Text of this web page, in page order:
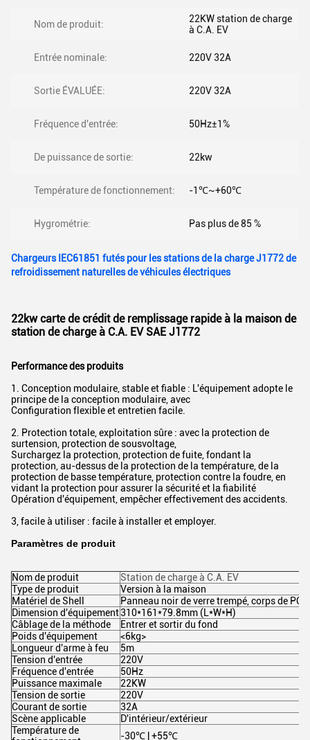
Nom de produit:
22KW station de charge
à C.A. EV
Entrée nominale: 220V 32A
Sortie ÉVALUÉE: 220V 32A
Fréquence d'entrée: 50Hz±1%
De puissance de sortie: 22kw
Température de fonctionnement: -1℃~+60℃
Hygrométrie: Pas plus de 85 %
Chargeurs IEC61851 futés pour les stations de la charge J1772 de
refroidissement naturelles de véhicules électriques
22kw carte de crédit de remplissage rapide à la maison de
station de charge à C.A. EV SAE J1772
Performance des produits
1. Conception modulaire, stable et fiable : L'équipement adopte le
principe de la conception modulaire, avec
Configuration flexible et entretien facile.
2. Protection totale, exploitation sûre : avec la protection de
surtension, protection de sousvoltage,
Surchargez la protection, protection de fuite, fondant la
protection, au-dessus de la protection de la température, de la
protection de basse température, protection contre la foudre, en
vidant la protection pour assurer la sécurité et la fiabilité
Opération d'équipement, empêcher effectivement des accidents.
3, facile à utiliser : facile à installer et employer.
Paramètres de produit
Nom de produit
Station de charge à C.A. EV
Type de produit
Version à la maison
Matériel de Shell
Panneau noir de verre trempé, corps de PC
Dimension d'équipement310*161*79.8mm (L*W*H)
Câblage de la méthode
Entrer et sortir du fond
Poids d'équipement
<6kg>
Longueur d'arme à feu
5m
Tension d'entrée
220V
Fréquence d'entrée
50Hz
Puissance maximale
22KW
Tension de sortie
220V
Courant de sortie
32A
Scène applicable
D'intérieur/extérieur
Température de
-30℃ | +55℃